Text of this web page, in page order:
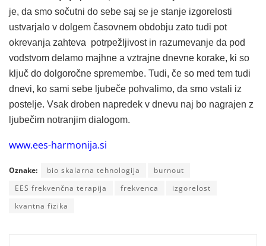
je, da smo sočutni do sebe saj se je stanje izgorelosti
ustvarjalo v dolgem časovnem obdobju zato tudi pot
okrevanja zahteva potrpežljivost in razumevanje da pod
vodstvom delamo majhne a vztrajne dnevne korake, ki so
ključ do dolgoročne spremembe. Tudi, če so med tem tudi
dnevi, ko sami sebe ljubeče pohvalimo, da smo vstali iz
postelje. Vsak droben napredek v dnevu naj bo nagrajen z
ljubečim notranjim dialogom.
www.ees-harmonija.si
Oznake: bio skalarna tehnologija
burnout
EES frekvenčna terapija
frekvenca
izgorelost
kvantna fizika